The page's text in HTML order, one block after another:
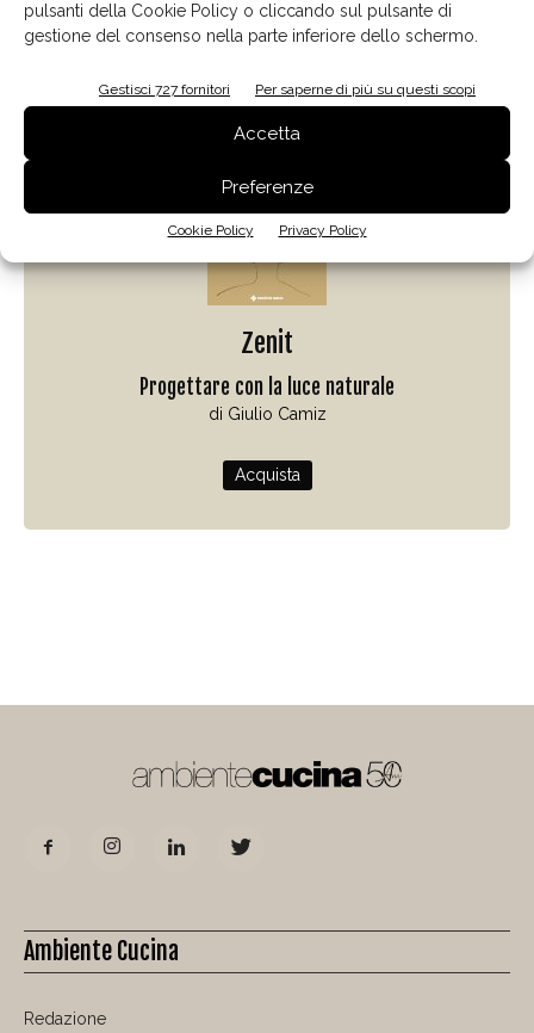
pulsanti della Cookie Policy o cliccando sul pulsante di
gestione del consenso nella parte inferiore dello schermo.
Gestisci 727 fornitori Per saperne di più su questi scopi
Accetta
Preferenze
Cookie Policy Privacy Policy
Zenit
Progettare con la luce naturale
di Giulio Camiz
Acquista
Ambiente Cucina
Redazione